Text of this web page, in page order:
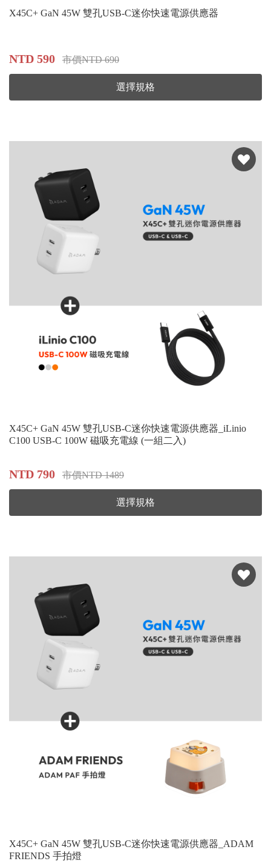
X45C+ GaN 45W 雙孔USB-C迷你快速電源供應器
NTD 590 市價NTD 690
選擇規格
X45C+ GaN 45W 雙孔USB-C迷你快速電源供應器_iLinio
C100 USB-C 100W 磁吸充電線 (一組二入)
NTD 790 市價NTD 1489
選擇規格
X45C+ GaN 45W 雙孔USB-C迷你快速電源供應器_ADAM
FRIENDS 手拍燈